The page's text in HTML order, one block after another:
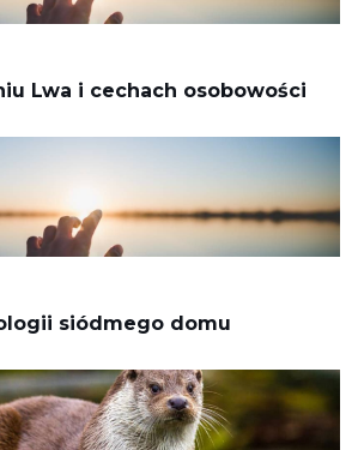
Lwa i cechach osobowości
siódmego domu